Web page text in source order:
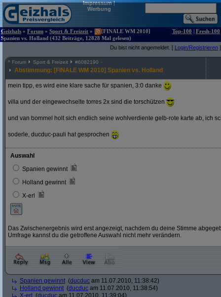
Impressum|
Werbung
Geizhals » Forum » Sport & Freizeit »
[FINALE WM 2010]
Spanien vs. Holland (432 Beiträge, 12828 Mal gelesen)
Top-100 | Fresh-100
Du bist nicht angemeldet. [ Login/Registrieren ]
^ Forum Sport & Freizeit #6082190
Abstimmung: [FINALE WM 2010] Spanien vs. Holland
mein tipp, es wird eine klare sache für spanien, 3:0 danke
villa und der eingewechselte torres 2x sind die torschützen
und van bommel holt sich endlich seine wohlverdiente gelb-rote karte ab, ich
soderle, ducduc-pauli hat gesprochen
Auswahl
Spanien gewinnt
Holland gewinnt
X-erl
Das Zwischenergebnis wird erst angezeigt, nachdem du deine Stimme
Umfrage kannst du die getroffene Auswahl nicht mehr verändern.
Spanien gewinnt (ducduc am 11.07.2010, 11:38:42)
Holland gewinnt (ducduc am 11.07.2010, 11:38:54)
X-erl
(ducduc am 11.07.2010, 11:39:04)